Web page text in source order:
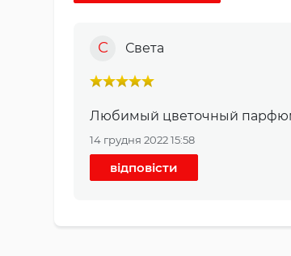
С Света
Любимый цветочный
14 грудня 2022 15:58
відповісти